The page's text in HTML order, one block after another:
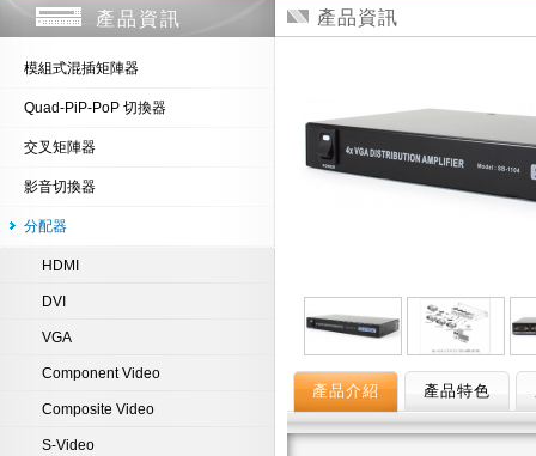
產品資訊
模組式混插矩陣器
Quad-PiP-PoP 切換器
交叉矩陣器
影音切換器
分配器
HDMI
DVI
VGA
Component Video
Composite Video
S-Video
產品資訊
產品介紹 產品特色